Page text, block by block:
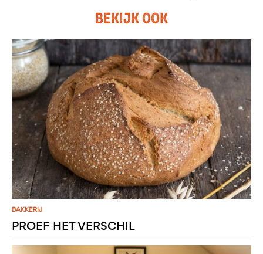
BEKIJK OOK
BAKKERIJ
PROEF HET VERSCHIL